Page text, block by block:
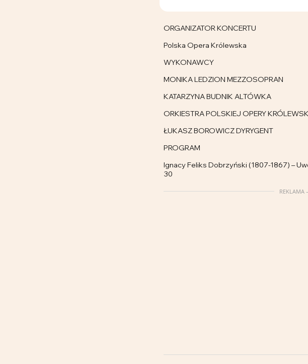
ORGANIZATOR KONCERTU
Polska Opera Królewska
WYKONAWCY
MONIKA LEDZION MEZZOSOPRAN
KATARZYNA BUDNIK ALTÓWKA
ORKIESTRA POLSKIEJ OPERY
ŁUKASZ BOROWICZ DYRYGENT
PROGRAM
Ignacy Feliks Dobrzyński (1807-1867) –
30
REKLAMA